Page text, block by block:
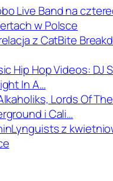
Live Band na
w Polsce
z CatBite
Hip Hop Videos: DJ
In A…
Lords Of The
i Cali…
z